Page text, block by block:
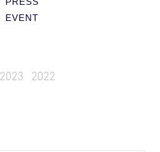
PRESS
EVENT
2023
2022